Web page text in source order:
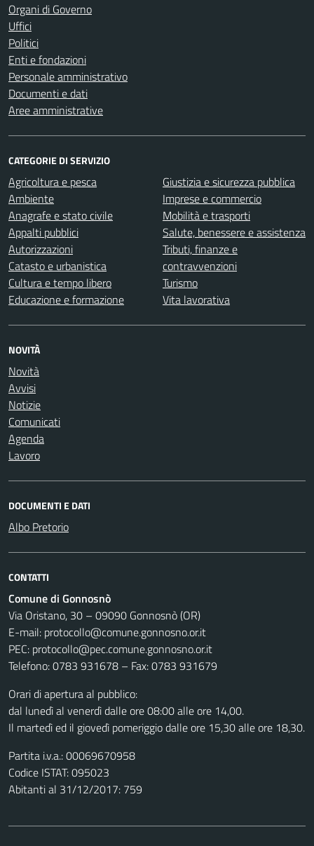
Organi di Governo
Uffici
Politici
Enti e fondazioni
Personale amministrativo
Documenti e dati
Aree amministrative
CATEGORIE DI SERVIZIO
Agricoltura e pesca
Ambiente
Anagrafe e stato civile
Appalti pubblici
Autorizzazioni
Catasto e urbanistica
Cultura e tempo libero
Educazione e formazione
Giustizia e sicurezza pubblica
Imprese e commercio
Mobilità e trasporti
Salute, benessere e assistenza
Tributi, finanze e
contravvenzioni
Turismo
Vita lavorativa
NOVITÀ
Novità
Avvisi
Notizie
Comunicati
Agenda
Lavoro
DOCUMENTI E DATI
Albo Pretorio
CONTATTI
Comune di Gonnosnò
Via Oristano, 30 – 09090 Gonnosnò (OR)
E-mail: protocollo@comune.gonnosno.or.it
PEC: protocollo@pec.comune.gonnosno.or.it
Telefono: 0783 931678 – Fax: 0783 931679
Orari di apertura al pubblico:
dal lunedì al venerdì dalle ore 08:00 alle ore 14,00.
Il martedì ed il giovedì pomeriggio dalle ore 15,30 alle ore 18,30.
Partita i.v.a.: 00069670958
Codice ISTAT: 095023
Abitanti al 31/12/2017: 759